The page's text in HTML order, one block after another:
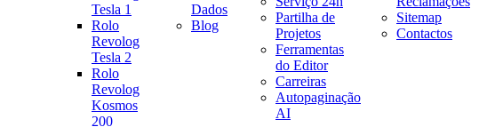
Tesla 1
Rolo
Revolog
Tesla 2
Rolo
Revolog
Kosmos
200
Dados
Blog
Partilha de
Projetos
Ferramentas
do Editor
Carreiras
Autopaginação
AI
Sitemap
Contactos